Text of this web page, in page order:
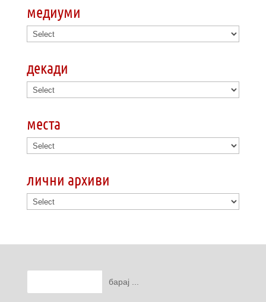
медиуми
декади
места
лични архиви